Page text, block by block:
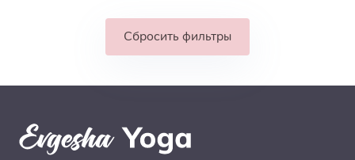
Сбросить фильтры